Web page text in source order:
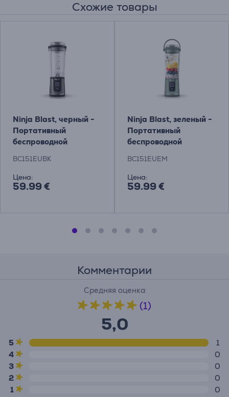
Схожие товары
Ninja Blast, черный -
Портативный
беспроводной
BC151EUBK
Цена:
59.99 €
Ninja Blast, зеленый -
Портативный
беспроводной
BC151EUEM
Цена:
59.99 €
Комментарии
Средняя оценка
(1)
5,0
5
1
4
0
3
0
2
0
1
0